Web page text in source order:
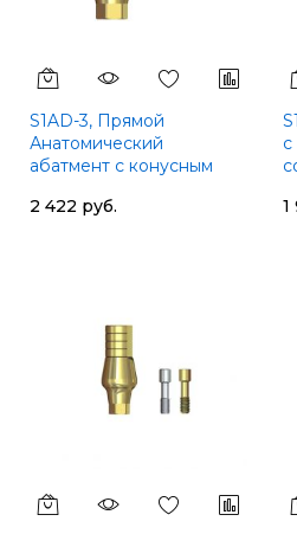
S1AD-3, Прямой
Анатомический
абатмент с конусным
3mm, SGS
2 422 руб.
1